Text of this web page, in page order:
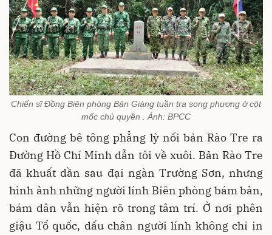
Chiến sĩ Đồng Biên phòng Bản Giàng tuần tra song phương ở cột
mốc chủ quyền . Ảnh: BPCC
Con đường bê tông phẳng lỳ nối bản Rào Tre ra
Đường Hồ Chí Minh dẫn tôi về xuôi. Bản Rào Tre
đã khuất dần sau đại ngàn Trường Sơn, nhưng
hình ảnh những người lính Biên phòng bám bản,
bám dân vẫn hiện rõ trong tâm trí. Ở nơi phên
giậu Tổ quốc, dấu chân người lính không chỉ in